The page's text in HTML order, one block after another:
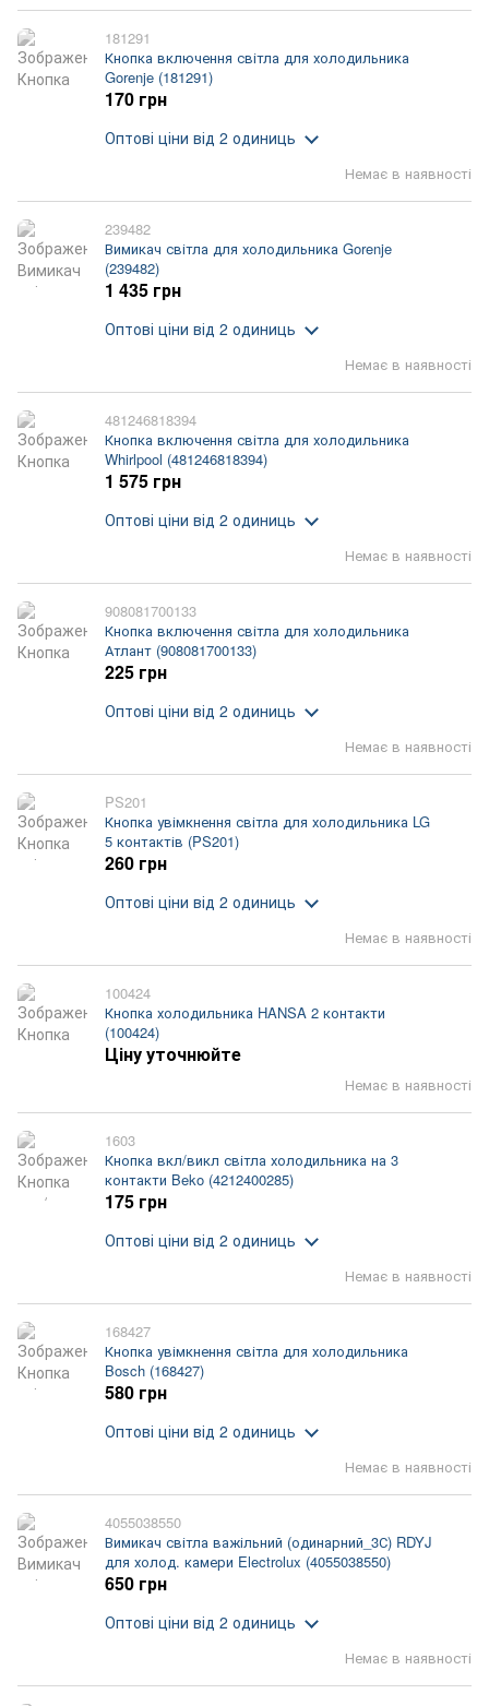
181291
Кнопка включення світла для холодильника
Gorenje (181291)
Немає в наявності
170 грн
Оптові ціни від 2 одиниць
239482
Вимикач світла для холодильника Gorenje
(239482)
Немає в наявності
1 435 грн
Оптові ціни від 2 одиниць
481246818394
Кнопка включення світла для холодильника
Whirlpool (481246818394)
Немає в наявності
1 575 грн
Оптові ціни від 2 одиниць
908081700133
Кнопка включення світла для холодильника
Атлант (908081700133)
Немає в наявності
225 грн
Оптові ціни від 2 одиниць
PS201
Кнопка увімкнення світла для холодильника LG
5 контактів (PS201)
Немає в наявності
260 грн
Оптові ціни від 2 одиниць
100424
Кнопка холодильника HANSA 2 контакти
(100424)
Немає в наявності
Ціну уточнюйте
1603
Кнопка вкл/викл світла холодильника на 3
контакти Beko (4212400285)
Немає в наявності
175 грн
Оптові ціни від 2 одиниць
168427
Кнопка увімкнення світла для холодильника
Bosch (168427)
Немає в наявності
580 грн
Оптові ціни від 2 одиниць
4055038550
Вимикач світла важільний (одинарний_3С) RDYJ
для холод. камери Electrolux (4055038550)
Немає в наявності
650 грн
Оптові ціни від 2 одиниць